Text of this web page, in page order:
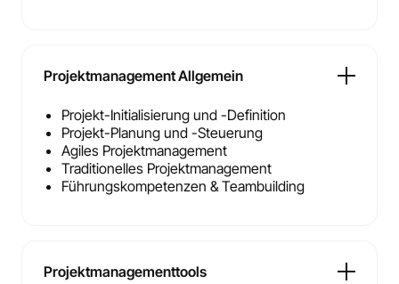
Projektmanagement Allgemein
Projekt-Initialisierung und -Definition
Projekt-Planung und -Steuerung
Agiles Projektmanagement
Traditionelles Projektmanagement
Führungskompetenzen & Teambuilding
Projektmanagementtools